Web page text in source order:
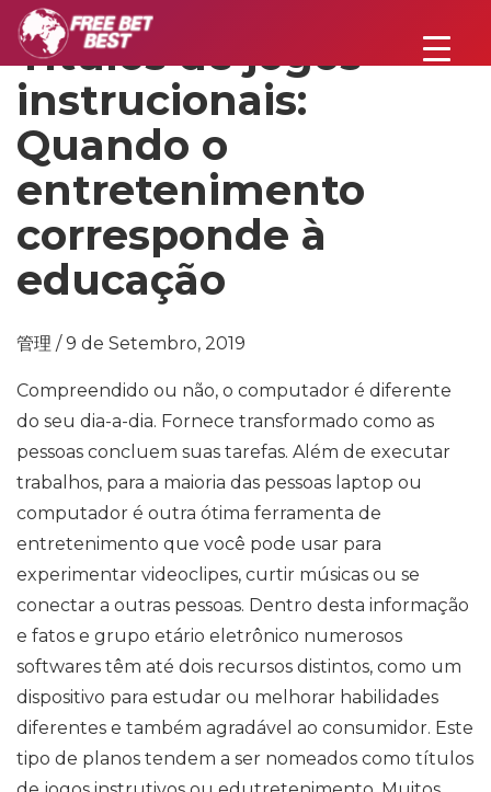
Títulos de jogos
instrucionais:
Quando o
entretenimento
corresponde à
educação
管理 / 9 de Setembro, 2019
Compreendido ou não, o computador é diferente
do seu dia-a-dia. Fornece transformado como as
pessoas concluem suas tarefas. Além de executar
trabalhos, para a maioria das pessoas laptop ou
computador é outra ótima ferramenta de
entretenimento que você pode usar para
experimentar videoclipes, curtir músicas ou se
conectar a outras pessoas. Dentro desta informação
e fatos e grupo etário eletrônico numerosos
softwares têm até dois recursos distintos, como um
dispositivo para estudar ou melhorar habilidades
diferentes e também agradável ao consumidor. Este
tipo de planos tendem a ser nomeados como títulos